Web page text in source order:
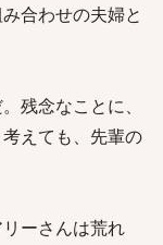
合わせの夫婦と
残念なことに、
えても、先輩の
ーさんは荒れ